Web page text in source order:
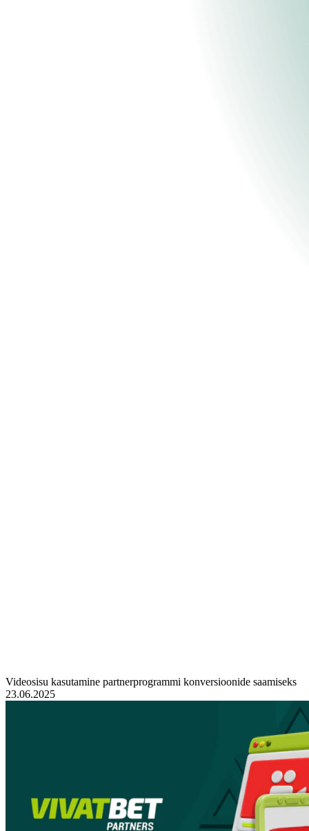
Videosisu kasutamine partnerprogrammi konversioonide saamiseks
23.06.2025